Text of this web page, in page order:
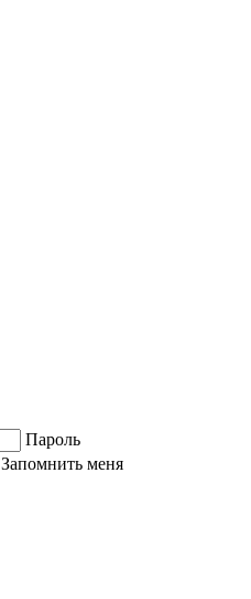
Пароль
Запомнить меня